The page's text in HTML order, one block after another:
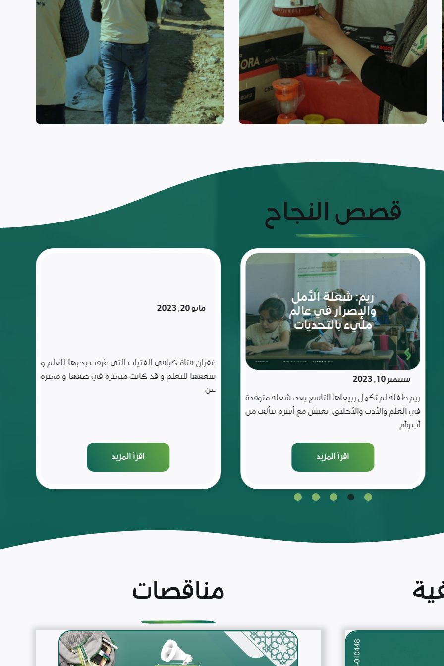
التعافي المبكر
نهدف إلى تعزيز قدرة المجموعات
المستضعفة من نازحين وسكان
المجتمع المضيف على الصمود
من خلال تنفيذ برامج التأهيل وبناء
القدرات وتوفير التدريبات المهنية
اقرأ المزيد
قصص النجاح
رحلة
نجاح
تقودها
غفران
بنت
الثمانية
أعوام
مايو 20, 2023
غفران فتاة كباقي الفتيات التي عُرفت بحبها للعلم و
شغفها للتعلم و قد كانت متميزة في صفها و مميزة
اقرأ المزيد
اختار
العودة
الدراسة
فبراير 6, 2023
ناصر الحسين طالب من منطقة ريف حماه الشرقي
قرية بالحريج منقطع عن التعليم لمدة ثلاث سنوات، تمّ
استهدافه ضمن حملة
اقرأ المزيد
مناقصات